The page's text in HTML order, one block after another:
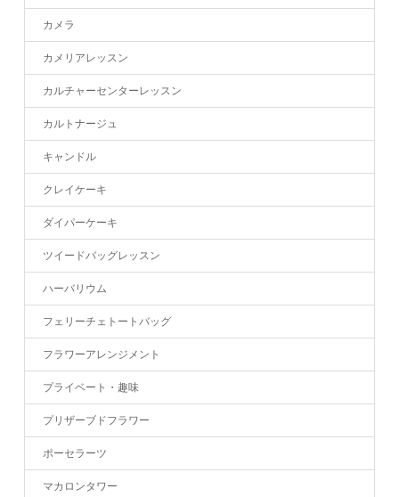
カメラ
カメリアレッスン
カルチャーセンターレッスン
カルトナージュ
キャンドル
クレイケーキ
ダイパーケーキ
ツイードバッグレッスン
ハーバリウム
フェリーチェトートバッグ
フラワーアレンジメント
プライベート・趣味
プリザーブドフラワー
ポーセラーツ
マカロンタワー